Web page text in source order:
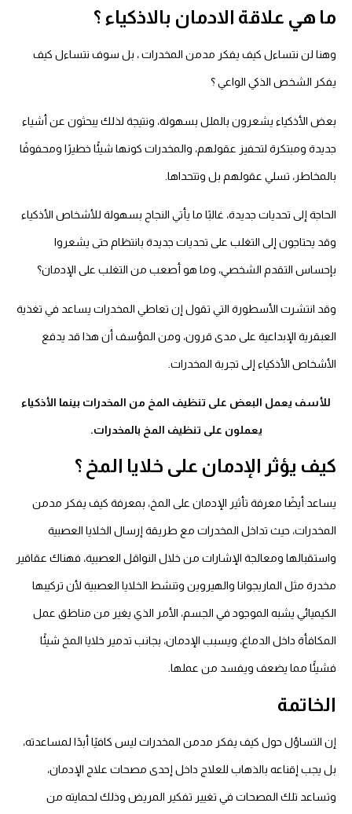
ما هي علاقة الادمان بالاذكياء ؟
وهنا لن نتساءل كيف يفكر مدمن المخدرات، بل سوف نتساءل كيف
يفكر الشخص الذكي الواعي ؟
بعض الأذكياء يشعرون بالملل بسهولة، ونتيجة لذلك يبحثون عن أشياء
جديدة ومبتكرة لتحفيز عقولهم، والمخدرات كونها شيئًا خطيرًا ومحفوفًا
بالمخاطر، تسلي عقولهم بل وتتحداها.
الحاجة إلى تحديات جديدة، غالبًا ما يأتي النجاح بسهولة للأشخاص الأذكياء
وقد يحتاجون إلى التغلب على تحديات جديدة بانتظام حتى يشعروا
بإحساس التقدم الشخصي، وما هو أصعب من التغلب على الإدمان؟
وقد انتشرت الأسطورة التي تقول إن تعاطي المخدرات يساعد في تغذية
العبقرية الإبداعية على مدى قرون، ومن المؤسف أن هذا قد يدفع
الأشخاص الأذكياء إلى تجربة المخدرات.
للأسف يعمل البعض على تنظيف المخ من المخدرات بينما الأذكياء
يعملون على تنظيف المخ بالمخدرات.
كيف يؤثر الإدمان على خلايا المخ ؟
يساعد أيضًا معرفة تأثير الإدمان على المخ، بمعرفة كيف يفكر مدمن
المخدرات، حيث تداخل المخدرات مع طريقة إرسال الخلايا العصبية
واستقبالها ومعالجة الإشارات من خلال النواقل العصبية، فهناك عقاقير
مخدرة مثل الماريجوانا والهيروين وتنشط الخلايا العصبية لأن تركيبها
الكيميائي يشبه الموجود في الجسم، الأمر الذي يغير من مناطق عمل
المكافأة داخل الدماغ، ويسبب الإدمان، بجانب تدمير خلايا المخ شيئًا
فشيئًا مما يضعف ويفسد من عملها.
الخاتمة
إن التساؤل حول كيف يفكر مدمن المخدرات ليس كافيًا أبدًا لمساعدته،
بل يجب إقناعه بالذهاب للعلاج داخل إحدى مصحات علاج الإدمان،
وتساعد تلك المصحات في تغيير تفكير المريض وذلك لحمايته من